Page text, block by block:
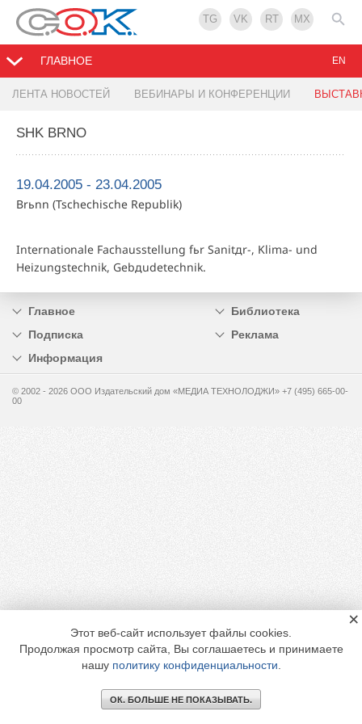
TG VK RT MX
ГЛАВНОЕ
ЛЕНТА НОВОСТЕЙ ВЕБИНАРЫ И КОНФЕРЕНЦИИ
EN
SHK BRNO
19.04.2005 - 23.04.2005
Brьnn (Tschechische Republik)
Internationale Fachausstellung fьr Sanitдr-, Klima- und
Heizungstechnik, Gebдudetechnik.
Главное
Библиотека
Подписка
Реклама
Информация
© 2002 - 2026 OOO Издательский дом «МЕДИА ТЕХНОЛОДЖИ» +7 (495) 665-00-
00
Этот веб-сайт использует файлы cookies.
Продолжая просмотр сайта, Вы соглашаетесь и принимаете
нашу политику конфиденциальности
ОК. БОЛЬШЕ НЕ ПОКАЗЫВАТЬ.
×